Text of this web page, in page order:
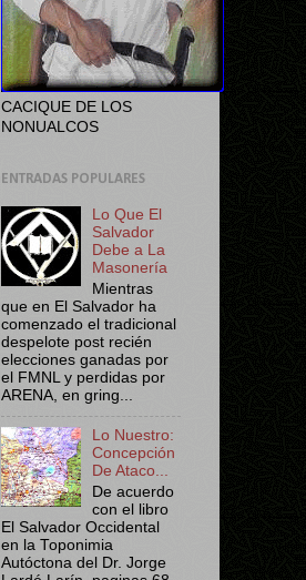
CACIQUE DE LOS
NONUALCOS
ENTRADAS POPULARES
Lo Que El
Salvador
Debe a La
Masonería
Mientras
que en El Salvador ha
comenzado el tradicional
despelote post recién
elecciones ganadas por
el FMNL y perdidas por
ARENA, en gring...
Lo Nuestro:
Concepción
De Ataco...
De acuerdo
con el libro
El Salvador Occidental
en la Toponimia
Autóctona del Dr. Jorge